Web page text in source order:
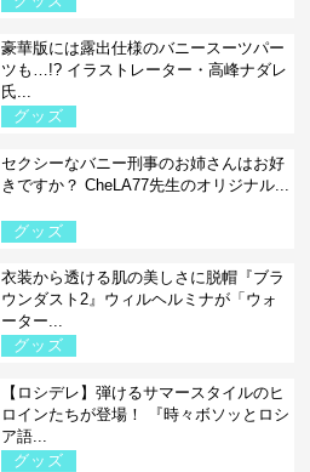
豪華版には露出仕様のバニースーツパー
ツも…!? イラストレーター・高峰ナダレ
氏...
グッズ
セクシーなバニー刑事のお姉さんはお好
きですか？ CheLA77先生のオリジナル...
グッズ
衣装から透ける肌の美しさに脱帽『ブラ
ウンダスト2』ウィルヘルミナが「ウォ
ーター...
グッズ
【ロシデレ】弾けるサマースタイルのヒ
ロインたちが登場！ 『時々ボソッとロシ
ア語...
グッズ